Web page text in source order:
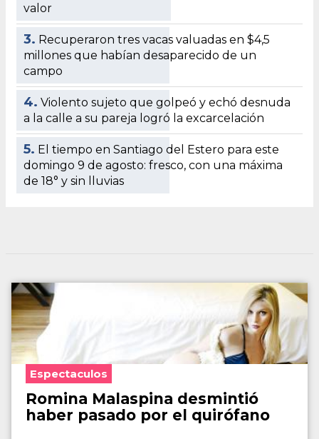
valor
3. Recuperaron tres vacas valuadas en $4,5
millones que habían desaparecido de un
campo
4. Violento sujeto que golpeó y echó desnuda
a la calle a su pareja logró la excarcelación
5. El tiempo en Santiago del Estero para este
domingo 9 de agosto: fresco, con una máxima
de 18° y sin lluvias
Espectaculos
Romina Malaspina desmintió
haber pasado por el quirófano